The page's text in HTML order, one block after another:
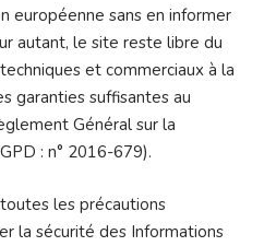
européenne sans en informer
autant, le site reste libre du
et commerciaux à la
garanties suffisantes au
Général sur la
: n° 2016-679).
les précautions
la sécurité des Informations